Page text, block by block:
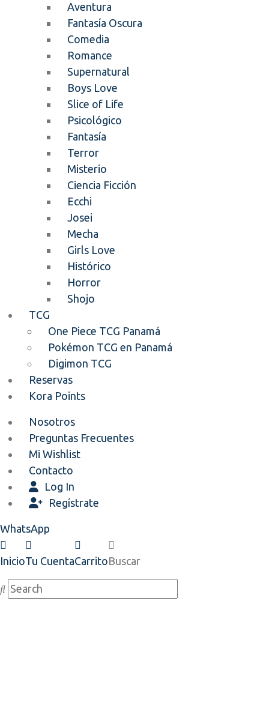
Aventura
Fantasía Oscura
Comedia
Romance
Supernatural
Boys Love
Slice of Life
Psicológico
Fantasía
Terror
Misterio
Ciencia Ficción
Ecchi
Josei
Mecha
Girls Love
Histórico
Horror
Shojo
TCG
One Piece TCG Panamá
Pokémon TCG en Panamá
Digimon TCG
Reservas
Kora Points
Nosotros
Preguntas Frecuentes
Mi Wishlist
Contacto
Log In
Regístrate
WhatsApp
InicioTu CuentaCarritoBuscar